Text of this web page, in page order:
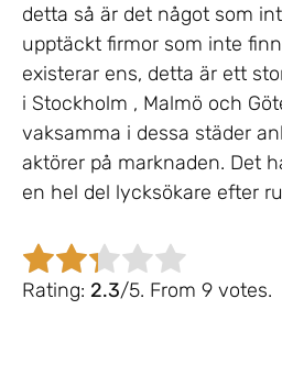
detta så är det något som
upptäckt firmor som inte
existerar ens, detta är ett
i Stockholm , Malmö och
vaksamma i dessa städer
aktörer på marknaden. Det
en hel del lycksökare efter
Rate this item:
Submit Rating
Rating: 2.3/5. From 9 votes.